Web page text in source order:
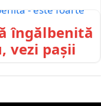
îngălbenită
vezi pașii